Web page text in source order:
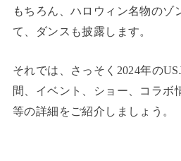
もちろん、ハロウィン名物のゾ
て、ダンスも披露します。
それでは、さっそく2024年の
間、イベント、ショー、コラボ
等の詳細をご紹介しましょう。